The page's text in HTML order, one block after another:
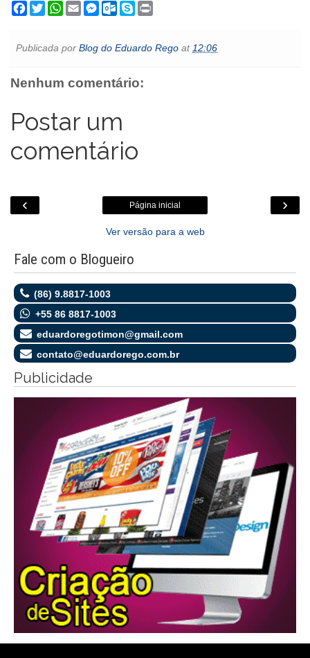
F
a
b
k
T
w
t
W
h
s
p
E
m
l
M
e
e
e
O
u
o
.
m
S
k
e
t
Publicada por Blog do Eduardo Rego at12:06
Nenhum comentário:
Postar um
comentário
‹ ›
Página inicial
Ver versão para a web
Fale com o Blogueiro
(86) 9.8817-1003
+55 86 8817-1003
eduardoregotimon@gmail.com
contato@eduardorego.com.br
Publicidade